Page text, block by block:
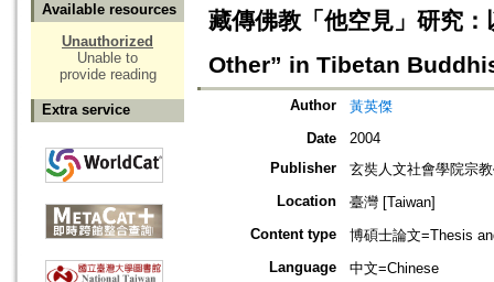
Available resources
Unauthorized
Unable to
provide reading
Extra service
藏傳佛教「他空見」研究
Other” in Tibetan
Author
黃英傑
Date
2004
Publisher
玄奘人文社會學院宗
Location
臺灣 [Taiwan]
Content type
博碩士論文=Thesis
Language
中文=Chinese